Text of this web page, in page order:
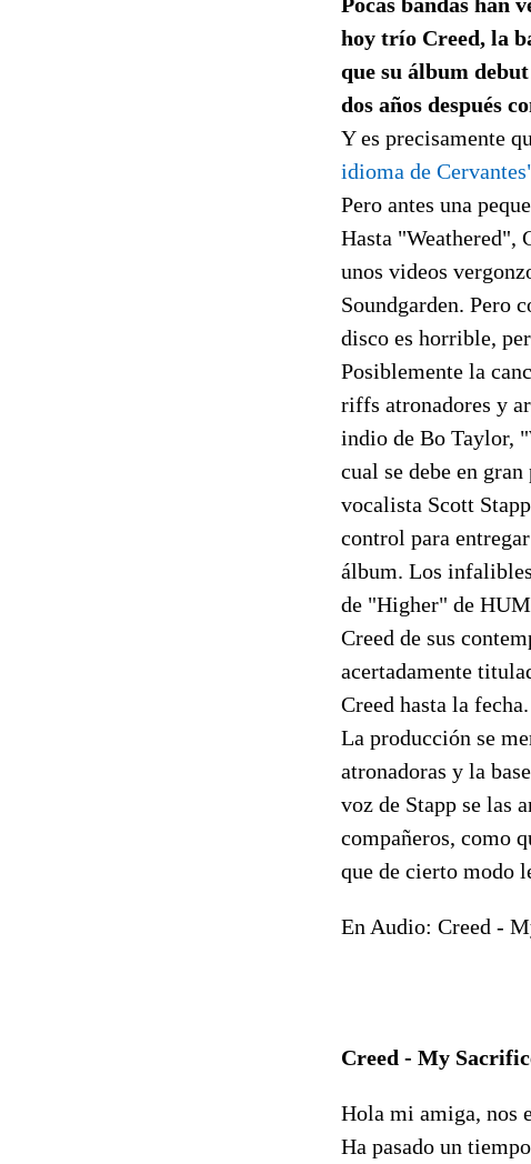
hoy trío Creed, la
que su álbum
dos años después
Y es precisamente
idioma de
Pero antes una
Hasta "Weathered",
unos videos
Soundgarden. Pero
disco es horrible,
Posiblemente la
riffs atronadores y
indio de Bo Taylor,
cual se debe en
vocalista Scott
control para
álbum. Los
de "Higher" de
Creed de sus
acertadamente
Creed hasta la fecha.
La producción se
atronadoras y la
voz de Stapp se las
compañeros, como
que de cierto modo
En Audio: Creed -
Creed - My
Hola mi amiga, nos
Ha pasado un